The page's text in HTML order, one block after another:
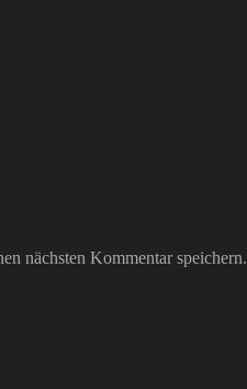
nächsten Kommentar speichern.